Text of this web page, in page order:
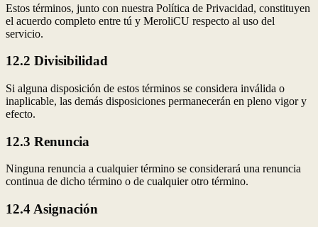
Estos términos, junto con nuestra Política de Privacidad, constituyen
el acuerdo completo entre tú y MeroliCU respecto al uso del
servicio.
12.2 Divisibilidad
Si alguna disposición de estos términos se considera inválida o
inaplicable, las demás disposiciones permanecerán en pleno vigor y
efecto.
12.3 Renuncia
Ninguna renuncia a cualquier término se considerará una renuncia
continua de dicho término o de cualquier otro término.
12.4 Asignación